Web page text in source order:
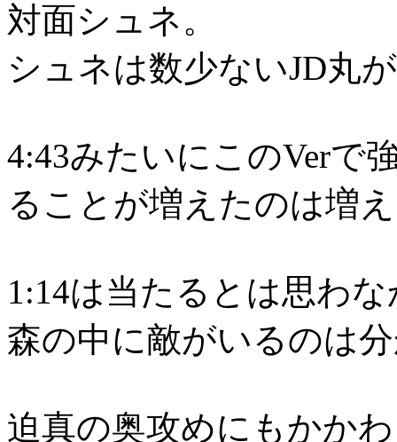
対面シュネ。
シュネは数少ないJD丸
4:43みたいにこのVerで
ることが増えたのは増
1:14は当たるとは思わ
森の中に敵がいるのは
迫真の奥攻めにもかか